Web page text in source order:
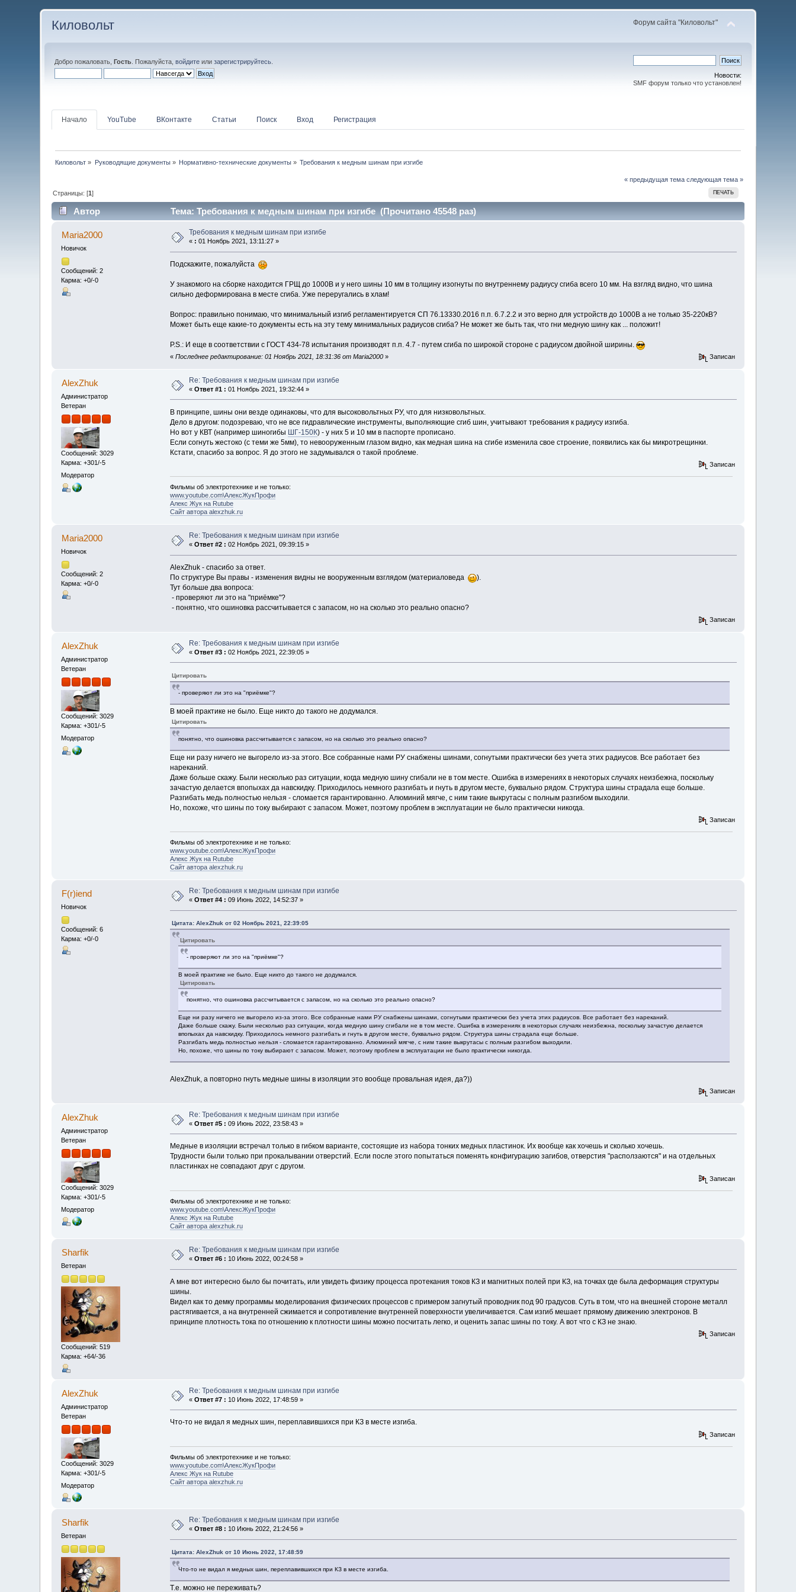
Киловольт Форум сайта "Киловольт"
Добро пожаловать,Гость . Пожалуйста,войдите илизарегистрируйтесь
Новости:
SMF форум только что установлен!
Начало YouTube ВКонтакте Статьи Поиск Вход Регистрация
Киловольт » Руководящие документы» Нормативно-технические документы » Требования к медным шинам при изгибе
« предыдущая тема следующая тема »
ПЕЧАТЬ
Страницы: [1]
Автор Тема: Требования к медным шинам при изгибе (Прочитано 45548 раз)
Maria2000
Новичок
Сообщений: 2
Карма: +0/-0
Требования к медным шинам при изгибе
« : 01 Ноябрь 2021, 13:11:27 »
Подскажите, пожалуйста
У знакомого на сборке находится ГРЩ до 1000В и у него шины 10 мм в толщину изогнуты по внутреннему радиусу сгиба всего 10 мм. На взгляд видно, что шина
сильно деформирована в месте сгиба. Уже переругались в хлам!
Вопрос: правильно понимаю, что минимальный изгиб регламентируется СП 76.13330.2016 п.п. 6.7.2.2 и это верно для устройств до 1000В а не только 35-220кВ?
Может быть еще какие-то документы есть на эту тему минимальных радиусов сгиба? Не может же быть так, что гни медную шину как ... положит!
P.S.: И еще в соответствии с ГОСТ 434-78 испытания производят п.п. 4.7 - путем сгиба по широкой стороне с радиусом двойной ширины.
« Последнее редактирование: 01 Ноябрь 2021, 18:31:36 от Maria2000» Записан
AlexZhuk
Администратор
Ветеран
Сообщений: 3029
Карма: +301/-5
Модератор
Re: Требования к медным шинам при изгибе
«Ответ #1 : 01 Ноябрь 2021, 19:32:44 »
В принципе, шины они везде одинаковы, что для высоковольтных РУ, что для низковольтных.
Дело в другом: подозреваю, что не все гидравлические инструменты, выполняющие сгиб шин, учитывают требования к радиусу изгиба.
Но вот у КВТ (например шиногибы ШГ-150К) - у них 5 и 10 мм в паспорте прописано.
Если согнуть жестоко (с теми же 5мм), то невооруженным глазом видно, как медная шина на сгибе изменила свое строение, появились как бы микротрещинки.
Кстати, спасибо за вопрос. Я до этого не задумывался о такой проблеме.
Записан
Фильмы об электротехнике и не только:
www.youtube.com\АлексЖукПрофи
Алекс Жук на Rutube
Сайт автора alexzhuk.ru
Maria2000
Новичок
Сообщений: 2
Карма: +0/-0
Re: Требования к медным шинам при изгибе
«Ответ #2 : 02 Ноябрь 2021, 09:39:15 »
AlexZhuk - спасибо за ответ.
По структуре Вы правы - изменения видны не вооруженным взглядом (материаловеда
).
Тут больше два вопроса:
- проверяют ли это на "приёмке"?
- понятно, что ошиновка рассчитывается с запасом, но на сколько это реально опасно?
Записан
AlexZhuk
Администратор
Ветеран
Сообщений: 3029
Карма: +301/-5
Модератор
Re: Требования к медным шинам при изгибе
«Ответ #3 : 02 Ноябрь 2021, 22:39:05 »
Цитировать
- проверяют ли это на "приёмке"?
В моей практике не было. Еще никто до такого не додумался.
Цитировать
понятно, что ошиновка рассчитывается с запасом, но на сколько это реально опасно?
Еще ни разу ничего не выгорело из-за этого. Все собранные нами РУ снабжены шинами, согнутыми практически без учета этих радиусов. Все работает без
нареканий.
Даже больше скажу. Были несколько раз ситуации, когда медную шину сгибали не в том месте. Ошибка в измерениях в некоторых случаях неизбежна, поскольку
зачастую делается впопыхах да навскидку. Приходилось немного разгибать и гнуть в другом месте, буквально рядом. Структура шины страдала еще больше.
Разгибать медь полностью нельзя - сломается гарантированно. Алюминий мягче, с ним такие выкрутасы с полным разгибом выходили.
Но, похоже, что шины по току выбирают с запасом. Может, поэтому проблем в эксплуатации не было практически никогда.
Записан
Фильмы об электротехнике и не только:
www.youtube.com\АлексЖукПрофи
Алекс Жук на Rutube
Сайт автора alexzhuk.ru
F(r)iend
Новичок
Сообщений: 6
Карма: +0/-0
Re: Требования к медным шинам при изгибе
«Ответ #4 : 09 Июнь 2022, 14:52:37 »
Цитата: AlexZhuk от 02 Ноябрь 2021, 22:39:05
Цитировать
- проверяют ли это на "приёмке"?
В моей практике не было. Еще никто до такого не додумался.
Цитировать
понятно, что ошиновка рассчитывается с запасом, но на сколько это реально опасно?
Еще ни разу ничего не выгорело из-за этого. Все собранные нами РУ снабжены шинами, согнутыми практически без учета этих радиусов. Все работает без нареканий.
Даже больше скажу. Были несколько раз ситуации, когда медную шину сгибали не в том месте. Ошибка в измерениях в некоторых случаях неизбежна, поскольку зачастую делается
впопыхах да навскидку. Приходилось немного разгибать и гнуть в другом месте, буквально рядом. Структура шины страдала еще больше.
Разгибать медь полностью нельзя - сломается гарантированно. Алюминий мягче, с ним такие выкрутасы с полным разгибом выходили.
Но, похоже, что шины по току выбирают с запасом. Может, поэтому проблем в эксплуатации не было практически никогда.
AlexZhuk, а повторно гнуть медные шины в изоляции это вообще провальная идея, да?))
Записан
AlexZhuk
Администратор
Ветеран
Сообщений: 3029
Карма: +301/-5
Модератор
Re: Требования к медным шинам при изгибе
«Ответ #5 : 09 Июнь 2022, 23:58:43 »
Медные в изоляции встречал только в гибком варианте, состоящие из набора тонких медных пластинок. Их вообще как хочешь и сколько хочешь.
Трудности были только при прокалывании отверстий. Если после этого попытаться поменять конфигурацию загибов, отверстия "расползаются" и на отдельных
пластинках не совпадают друг с другом.
Записан
Фильмы об электротехнике и не только:
www.youtube.com\АлексЖукПрофи
Алекс Жук на Rutube
Сайт автора alexzhuk.ru
Sharfik
Ветеран
Сообщений: 519
Карма: +64/-36
Re: Требования к медным шинам при изгибе
«Ответ #6 : 10 Июнь 2022, 00:24:58 »
А мне вот интересно было бы почитать, или увидеть физику процесса протекания токов КЗ и магнитных полей при КЗ, на точках где была деформация структуры
шины.
Видел как то демку программы моделирования физических процессов с примером загнутый проводник под 90 градусов. Суть в том, что на внешней стороне металл
растягивается, а на внутренней сжимается и сопротивление внутренней поверхности увеличивается. Сам изгиб мешает прямому движению электронов. В
принципе плотность тока по отношению к плотности шины можно посчитать легко, и оценить запас шины по току. А вот что с КЗ не знаю.
Записан
AlexZhuk
Администратор
Ветеран
Сообщений: 3029
Карма: +301/-5
Модератор
Re: Требования к медным шинам при изгибе
«Ответ #7 : 10 Июнь 2022, 17:48:59 »
Что-то не видал я медных шин, переплавившихся при КЗ в месте изгиба.
Записан
Фильмы об электротехнике и не только:
www.youtube.com\АлексЖукПрофи
Алекс Жук на Rutube
Сайт автора alexzhuk.ru
Sharfik
Ветеран
Re: Требования к медным шинам при изгибе
«Ответ #8 : 10 Июнь 2022, 21:24:56 »
Цитата: AlexZhuk от 10 Июнь 2022, 17:48:59
Что-то не видал я медных шин, переплавившихся при КЗ в месте изгиба.
Т.е. можно не переживать?